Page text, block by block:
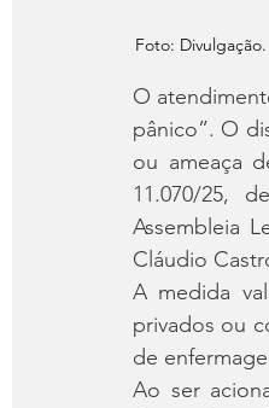
Foto: Divulgação.
O
pânico”. O
ou ameaça
11.070/25,
Assembleia
Cláudio
A medida
privados ou
de
Ao ser